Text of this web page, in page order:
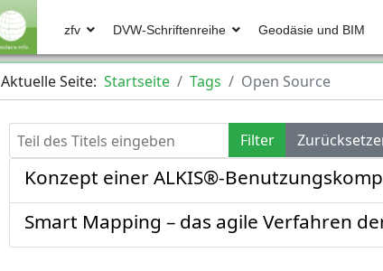
zfv DVW-Schriftenreihe Geodäsie und BIM
Aktuelle Seite: Startseite Tags Open Source
Teil des Titels eingeben Filter
Konzept einer ALKIS®-
Smart Mapping – das agile Verfahren